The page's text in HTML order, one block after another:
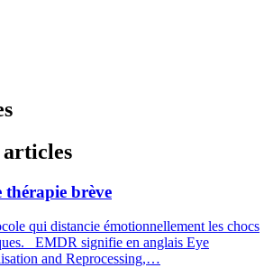
thérapie brève
qui distancie émotionnellement les chocs
EMDR signifie en anglais Eye
and Reprocessing,…